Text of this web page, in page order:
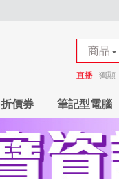
商品
商店
直播 獨顯
折價券 筆記型電腦